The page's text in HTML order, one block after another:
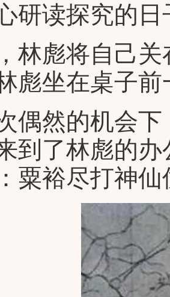
研读探究的日
林彪将自己关
彪坐在桌子
偶然的机会下
到了林彪的
粟裕尽打神仙